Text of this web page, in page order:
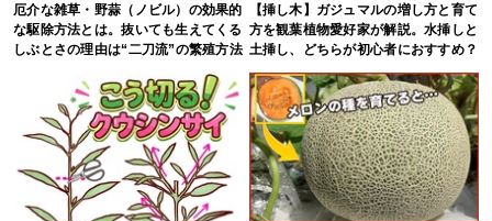
厄介な雑草・野蒜（ノビル）の効果的
な駆除方法とは。抜いても生えてくる
しぶとさの理由は“二刀流”の繁殖方法
【挿し木】ガジュマルの増し方と育て
方を観葉植物愛好家が解説。水挿しと
土挿し、どちらが初心者におすすめ？